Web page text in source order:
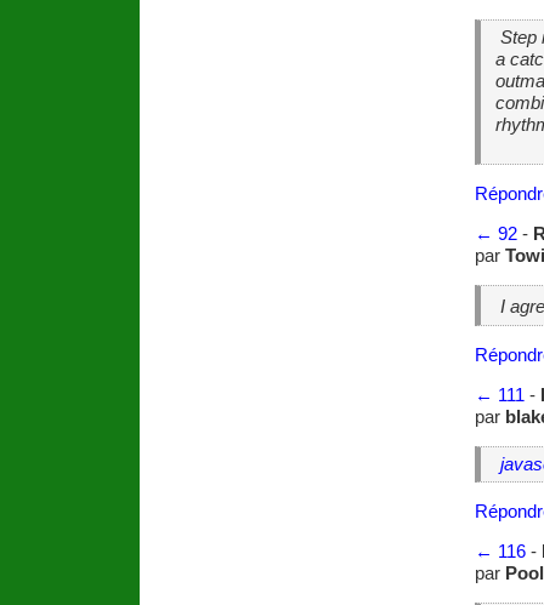
Step
a
← 92-
par
I
← 111-
par
← 116-
par